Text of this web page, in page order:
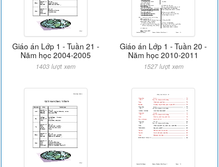
Giáo án Lớp 1 - Tuần 21 -
Năm học 2004-2005
1403 lượt xem
Giáo án Lớp 1 - Tuần 20 -
Năm học 2010-2011
1527 lượt xem